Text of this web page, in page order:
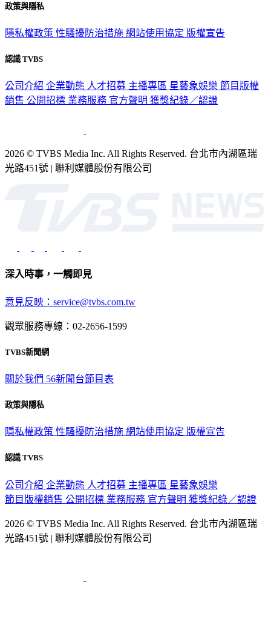
政策與隱私
隱私權政策 性騷擾防治措施 網站使用協定 版權宣告
認識 TVBS
公司介紹 企業動態 人才招募 主播專區 星藝象娛樂 節目版權
銷售 公開招標 業務服務 官方聲明 獲獎紀錄／認證
2026 © TVBS Media Inc. All Rights Reserved. 台北市內湖區瑞
光路451號 | 聯利媒體股份有限公司
深入時事，一觸即見
意見反映：service@tvbs.com.tw
觀眾服務專線：02-2656-1599
TVBS新聞網
關於我們 56新聞台節目表
政策與隱私
隱私權政策 性騷擾防治措施 網站使用協定 版權宣告
認識 TVBS
公司介紹 企業動態 人才招募 主播專區 星藝象娛樂
節目版權銷售 公開招標 業務服務 官方聲明 獲獎紀錄／認證
2026 © TVBS Media Inc. All Rights Reserved. 台北市內湖區瑞
光路451號 | 聯利媒體股份有限公司